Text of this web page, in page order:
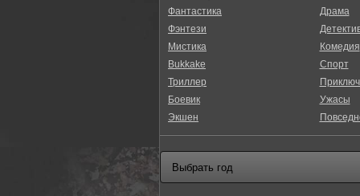
Фантастика
Фэнтези
Мистика
Bukkake
Триллер
Боевик
Экшен
Драма
Комедия
Спорт
Ужасы